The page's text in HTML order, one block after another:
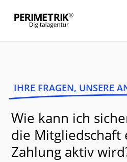
IHRE FRAGEN, UNSERE
Wie kann ich
die Mitgliedschaft
Zahlung aktiv